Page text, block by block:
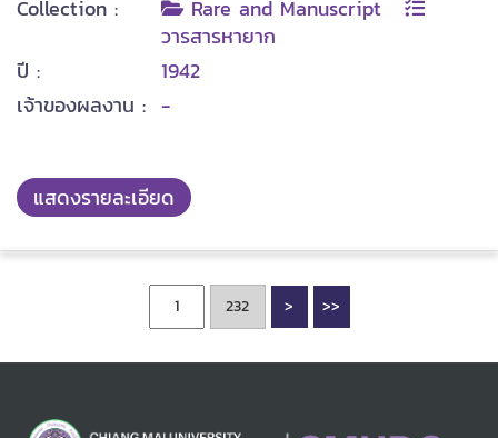
Collection :
Rare and Manuscript
วารสารหายาก
ปี :
1942
เจ้าของผลงาน : -
แสดงรายละเอียด
> >>